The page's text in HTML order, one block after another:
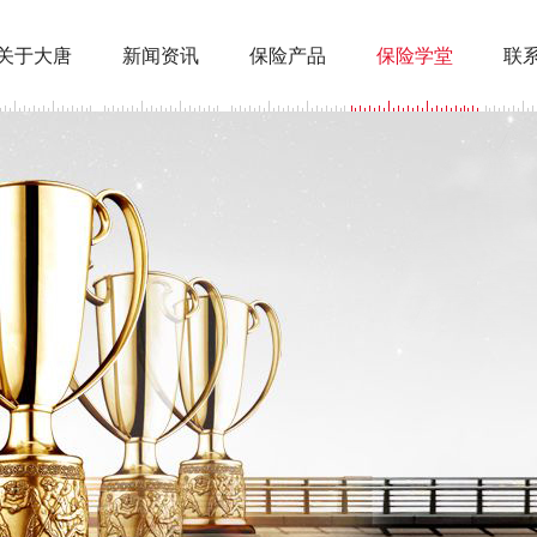
于大唐 新闻资讯 保险产品 保险学堂 联